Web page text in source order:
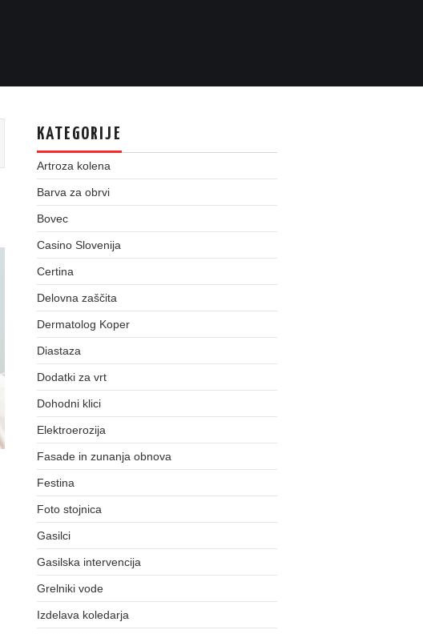
KATEGORIJE
Artroza kolena
Barva za obrvi
Bovec
Casino Slovenija
Certina
Delovna zaščita
Dermatolog Koper
Diastaza
Dodatki za vrt
Dohodni klici
Elektroerozija
Fasade in zunanja obnova
Festina
Foto stojnica
Gasilci
Gasilska intervencija
Grelniki vode
Izdelava koledarja